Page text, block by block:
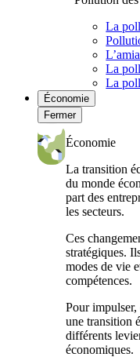
La
La
La
Économie
Fermer
Économie
La transition
du monde
part des
les secteurs.
Ces
stratégiques.
modes de vie
compétences.
Pour impulser,
une transition
différents
économiques.